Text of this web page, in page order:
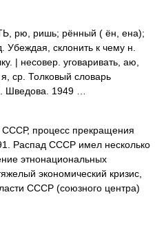
рю, ришь; рённый ( ён, ена);
Убеждая, склонить к чему н.
| несовер. уговаривать, аю,
ср. Толковый словарь
1949 …
процесс прекращения
Распад СССР имел несколько
этнонациональных
экономический кризис,
СССР (союзного центра)